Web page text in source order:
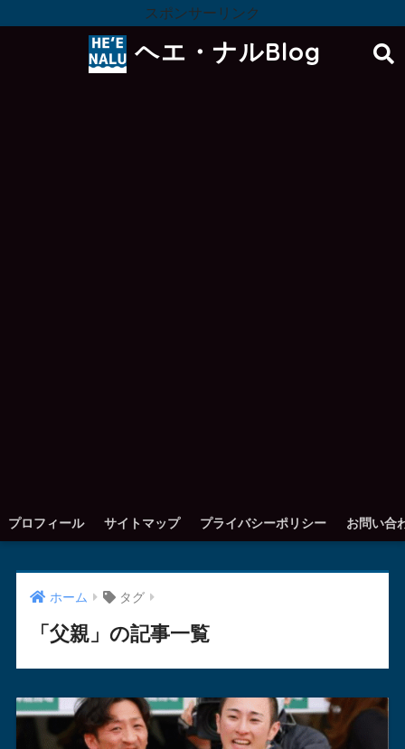
スポンサーリンク
ヘエ・ナルBlog
プロフィール サイトマップ プライバシーポリシー お問い合
ホーム タグ
「父親」の記事一覧